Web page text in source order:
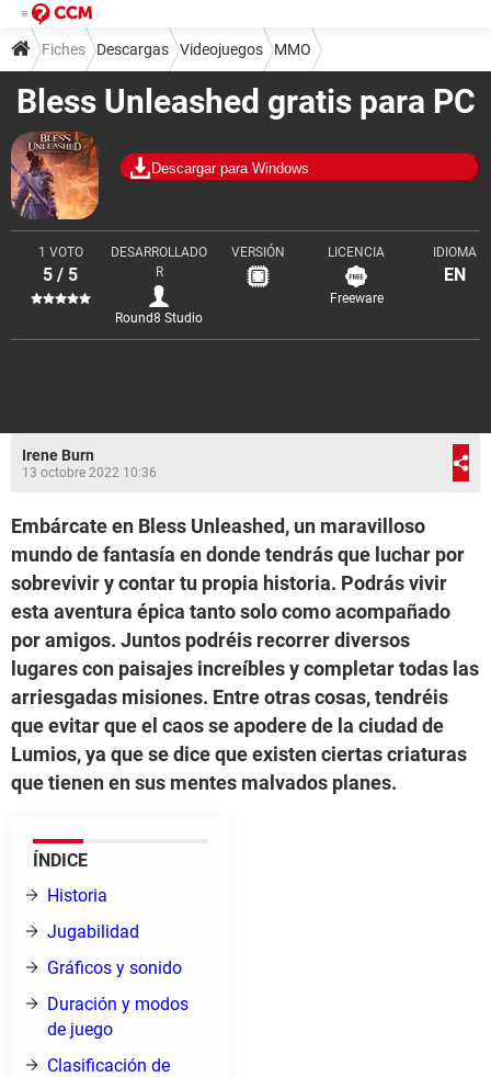
Bless Unleashed gratis para PC
Descargar para Windows
1 VOTO
5 / 5
DESARROLLADO
R
Round8 Studio
VERSIÓN LICENCIA
Freeware
IDIOMA
EN
Fiches Descargas Videojuegos MMO
Irene Burn
13 octobre 2022 10:36
Embárcate en Bless Unleashed, un maravilloso
mundo de fantasía en donde tendrás que luchar por
sobrevivir y contar tu propia historia. Podrás vivir
esta aventura épica tanto solo como acompañado
por amigos. Juntos podréis recorrer diversos
lugares con paisajes increíbles y completar todas las
arriesgadas misiones. Entre otras cosas, tendréis
que evitar que el caos se apodere de la ciudad de
Lumios, ya que se dice que existen ciertas criaturas
que tienen en sus mentes malvados planes.
ÍNDICE
Historia
Jugabilidad
Gráficos y sonido
Duración y modos
de juego
Clasificación de